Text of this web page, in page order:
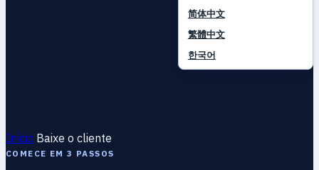
简体中文
繁體中文
한국어
Início Baixe o cliente
COMECE EM 3 PASSOS